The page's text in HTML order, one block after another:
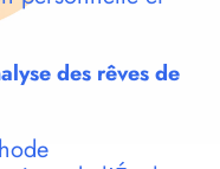
des rêves de